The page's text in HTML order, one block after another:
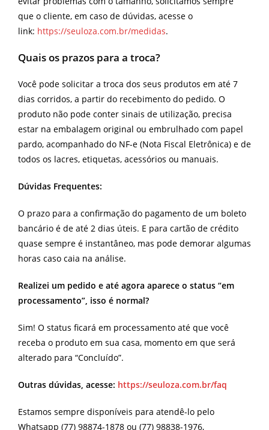
que o cliente, em caso de dúvidas, acesse o
link: https://seuloza.com.br/medidas.
Quais os prazos para a troca?
Você pode solicitar a troca dos seus produtos em até 7
dias corridos, a partir do recebimento do pedido. O
produto não pode conter sinais de utilização, precisa
estar na embalagem original ou embrulhado com papel
pardo, acompanhado do NF-e (Nota Fiscal Eletrônica) e de
todos os lacres, etiquetas, acessórios ou manuais.
Dúvidas Frequentes:
O prazo para a confirmação do pagamento de um boleto
bancário é de até 2 dias úteis. E para cartão de crédito
quase sempre é instantâneo, mas pode demorar algumas
horas caso caia na análise.
Realizei um pedido e até agora aparece o status “em
processamento”, isso é normal?
Sim! O status ficará em processamento até que você
receba o produto em sua casa, momento em que será
alterado para “Concluído”.
Outras dúvidas, acesse: https://seuloza.com.br/faq
Estamos sempre disponíveis para atendê-lo pelo
Whatsapp (77) 98874-1878 ou (77) 98838-1976,